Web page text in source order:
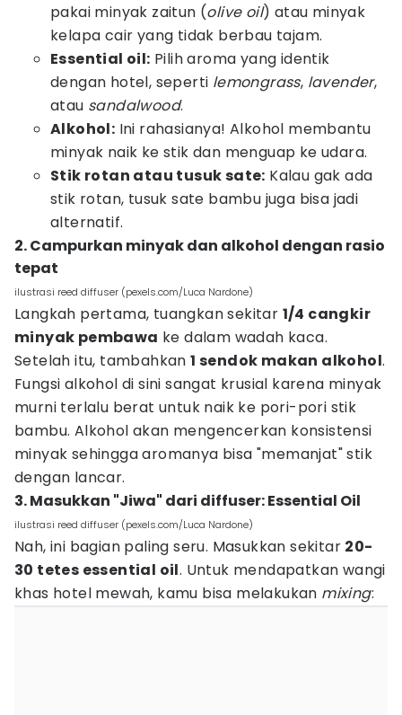
pakai minyak zaitun (olive oil) atau minyak
kelapa cair yang tidak berbau tajam.
Essential oil: Pilih aroma yang identik
dengan hotel, seperti lemongrass, lavender,
atau sandalwood.
Alkohol: Ini rahasianya! Alkohol membantu
minyak naik ke stik dan menguap ke udara.
Stik rotan atau tusuk sate: Kalau gak ada
stik rotan, tusuk sate bambu juga bisa jadi
alternatif.
2. Campurkan minyak dan alkohol dengan rasio
tepat
ilustrasi reed diffuser (pexels.com/Luca Nardone)
Langkah pertama, tuangkan sekitar 1/4 cangkir
minyak pembawa ke dalam wadah kaca.
Setelah itu, tambahkan1 sendok makan alkohol.
Fungsi alkohol di sini sangat krusial karena minyak
murni terlalu berat untuk naik ke pori-pori stik
bambu. Alkohol akan mengencerkan konsistensi
minyak sehingga aromanya bisa "memanjat" stik
dengan lancar.
3. Masukkan "Jiwa" dari diffuser: Essential Oil
ilustrasi reed diffuser (pexels.com/Luca Nardone)
Nah, ini bagian paling seru. Masukkan sekitar 20-
30 tetes essential oil. Untuk mendapatkan wangi
khas hotel mewah, kamu bisa melakukan mixing: